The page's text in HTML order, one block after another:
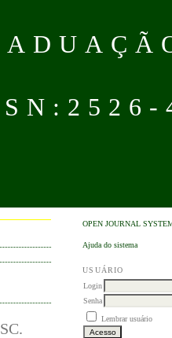
OPEN JOURNAL
Ajuda do sistema
USUÁRIO
Login
Senha
Lembrar usuário